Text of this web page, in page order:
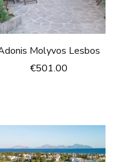
Molyvos Lesbos
€501.00